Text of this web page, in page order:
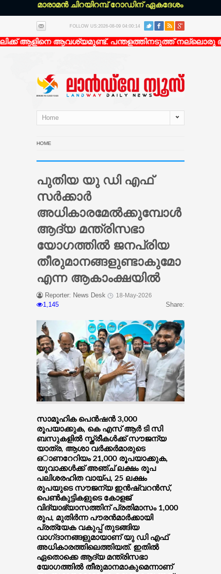
മാരാമൻ ചിറയിറമ്പ് റോഡിന് ഏകദേശം 200 മീറ്റർ
FOLLOW US:2026-08-09 04:00:14
ആളിനെ ആവശ്യമുണ്ട്. പന്തളത്തിനടുത്ത് നല്ലൊരു
Home
HOME
പുതിയ യു ഡി എഫ്
സർക്കാർ
അധികാരമേൽക്കുമ്പോൾ
ആദ്യ മന്ത്രിസഭാ
യോഗത്തിൽ ജനപ്രിയ
തീരുമാനങ്ങളുണ്ടാകുമോ
എന്ന ആകാംക്ഷയിൽ
Reporter: News Desk 18-May-2026
1,145 Share:
സാമൂഹിക പെൻഷൻ 3,000
രൂപയാക്കുക, കെ എസ് ആർ ടി സി
ബസുകളിൽ സ്ത്രീകൾക്ക് സൗജന്യ
യാത്ര, ആശാ വർക്കർമാരുടെ
ഒാണറേറിയം 21,000 രൂപയാക്കുക,
യുവാക്കൾക്ക് അഞ്ച് ലക്ഷം രൂപ
പലിശരഹിത വായ്പ, 25 ലക്ഷം
രൂപയുടെ സൗജന്യ ഇൻഷ്വറൻസ്,
പെൺകുട്ടികളുടെ കോളജ്
വിദ്യാഭ്യാസത്തിന് പ്രതിമാസം 1,000
രൂപ, മുതിർന്ന പൗരൻമാർക്കായി
പ്രത്യേക വകുപ്പ് തുടങ്ങിയ
വാഗ്‌ദാനങ്ങളുമായാണ് യു ഡി എഫ്
അധികാരത്തിലെത്തിയത്. ഇതിൽ
ഏതൊക്കെ ആദ്യ മന്ത്രിസഭാ
യോഗത്തിൽ തീരുമാനമാകുമെന്നാണ്